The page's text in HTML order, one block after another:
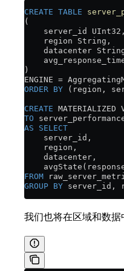
CREATE TABLE
(
    server_id UInt32,
    region String,
datacenter
)
ENGINE =
ORDER BY (region,
CREATE
TO
AS SELECT
    server_id,
    region,
    datacenter,
FROM
GROUP BY server_id,
我们也将在区域和数据